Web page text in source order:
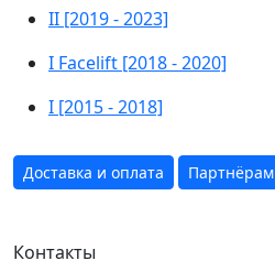
II [2019 - 2023]
I Facelift [2018 - 2020]
I [2015 - 2018]
Доставка и оплата Партнёрам
Контакты